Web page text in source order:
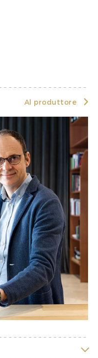
Al produttore